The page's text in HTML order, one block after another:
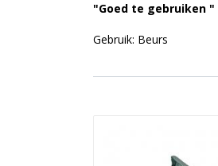
"Goed te gebruiken "
Gebruik: Beurs